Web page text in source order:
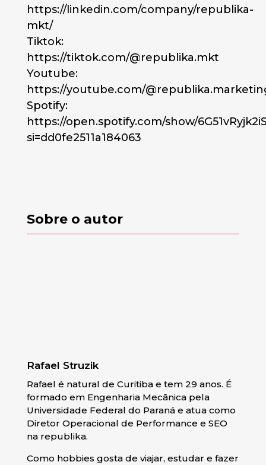
https://linkedin.com/company/republika-
mkt/
Tiktok:
https://tiktok.com/@republika.mkt
Youtube:
https://youtube.com/
Spotify:
https://open.spotify.com/show/
si=dd0fe2511a184063
Sobre o autor
Rafael Struzik
Rafael é natural de Curitiba e tem 29 anos. É
formado em Engenharia Mecânica pela
Universidade Federal do Paraná e atua como
Diretor Operacional de Performance e SEO
na republika.
Como hobbies gosta de viajar, estudar e fazer